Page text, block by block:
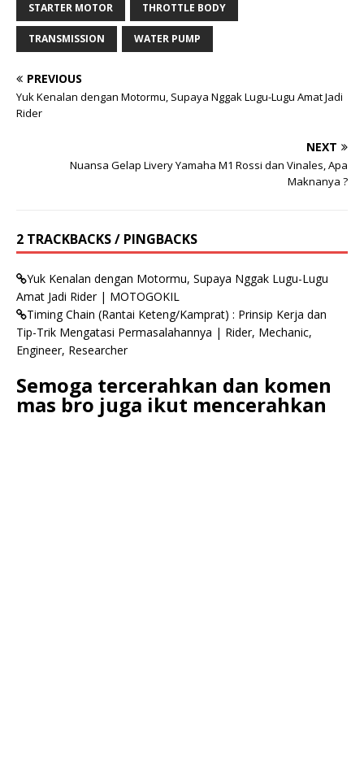
STARTER MOTOR THROTTLE BODY
TRANSMISSION WATER PUMP
PREVIOUS
Yuk Kenalan dengan Motormu, Supaya Nggak Lugu-Lugu Amat Jadi
Rider
NEXT
Nuansa Gelap Livery Yamaha M1 Rossi dan Vinales, Apa
Maknanya ?
2 TRACKBACKS / PINGBACKS
Yuk Kenalan dengan Motormu, Supaya Nggak Lugu-Lugu
Amat Jadi Rider | MOTOGOKIL
Timing Chain (Rantai Keteng/Kamprat) : Prinsip Kerja dan
Tip-Trik Mengatasi Permasalahannya | Rider, Mechanic,
Engineer, Researcher
Semoga tercerahkan dan komen
mas bro juga ikut mencerahkan